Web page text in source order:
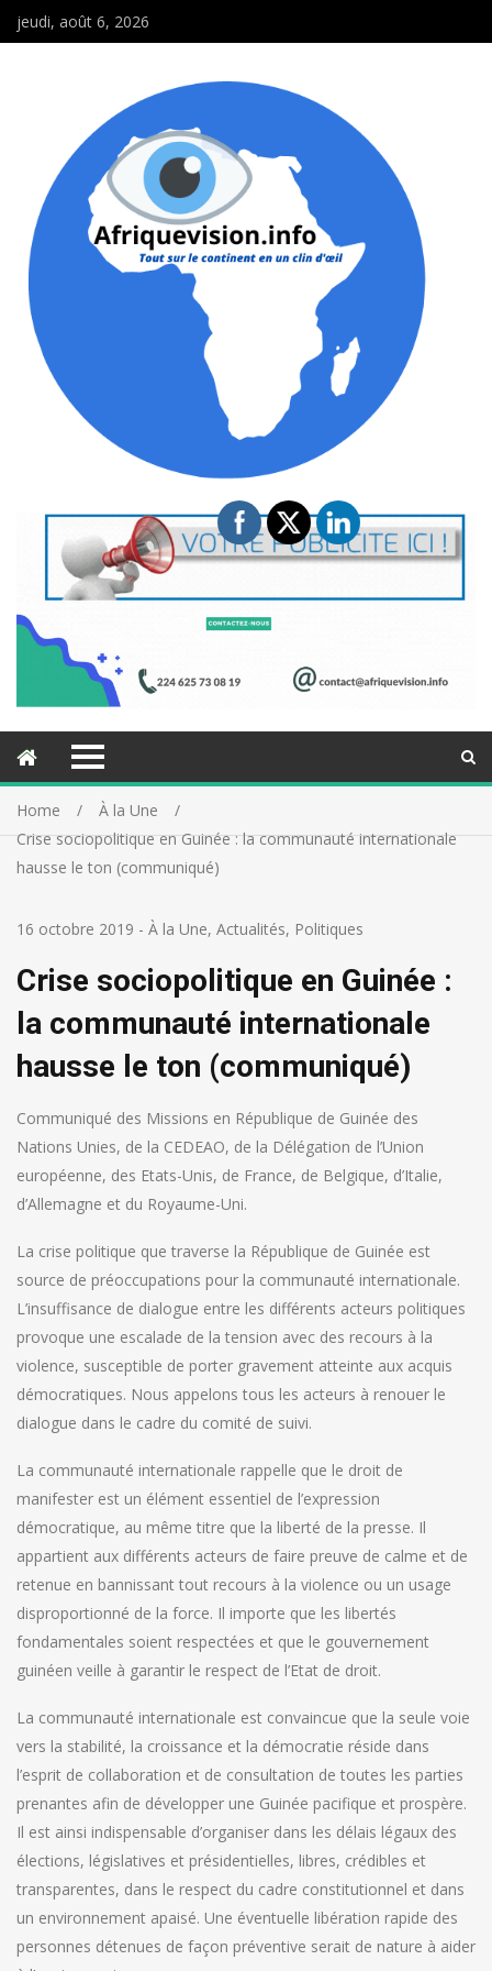
jeudi, août 6, 2026
Home
À la Une
Crise sociopolitique en Guinée : la communauté internationale
hausse le ton (communiqué)
16 octobre 2019 - À la Une, Actualités, Politiques
Crise sociopolitique en Guinée :
la communauté internationale
hausse le ton (communiqué)
Communiqué des Missions en République de Guinée des
Nations Unies, de la CEDEAO, de la Délégation de l’Union
européenne, des Etats-Unis, de France, de Belgique, d’Italie,
d’Allemagne et du Royaume-Uni.
La crise politique que traverse la République de Guinée est
source de préoccupations pour la communauté internationale.
L’insuffisance de dialogue entre les différents acteurs politiques
provoque une escalade de la tension avec des recours à la
violence, susceptible de porter gravement atteinte aux acquis
démocratiques. Nous appelons tous les acteurs à renouer le
dialogue dans le cadre du comité de suivi.
La communauté internationale rappelle que le droit de
manifester est un élément essentiel de l’expression
démocratique, au même titre que la liberté de la presse. Il
appartient aux différents acteurs de faire preuve de calme et de
retenue en bannissant tout recours à la violence ou un usage
disproportionné de la force. Il importe que les libertés
fondamentales soient respectées et que le gouvernement
guinéen veille à garantir le respect de l’Etat de droit.
La communauté internationale est convaincue que la seule voie
vers la stabilité, la croissance et la démocratie réside dans
l’esprit de collaboration et de consultation de toutes les parties
prenantes afin de développer une Guinée pacifique et prospère.
Il est ainsi indispensable d’organiser dans les délais légaux des
élections, législatives et présidentielles, libres, crédibles et
transparentes, dans le respect du cadre constitutionnel et dans
un environnement apaisé. Une éventuelle libération rapide des
personnes détenues de façon préventive serait de nature à aider